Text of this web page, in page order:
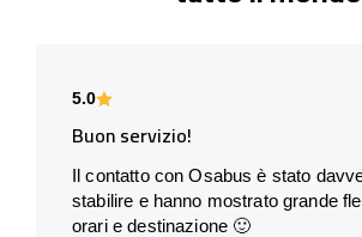
5.0
Buon servizio!
Il contatto con Osabus è stato
stabilire e hanno mostrato grande
orari e destinazione 🙂